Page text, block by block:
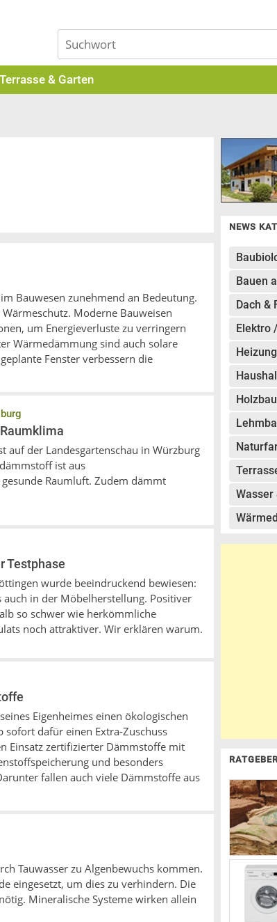
Terrasse & Garten
Bauwesen zunehmend an Bedeutung.
Moderne Bauweisen
um Energieverluste zu verringern
Wärmedämmung sind auch solare
Fenster verbessern die
auf der Landesgartenschau in Würzburg
ist aus
Raumluft. Zudem dämmt
Testphase
wurde beeindruckend bewiesen:
in der Möbelherstellung. Positiver
so schwer wie herkömmliche
noch attraktiver. Wir erklären warum.
Eigenheimes einen ökologischen
sofort dafür einen Extra-Zuschuss
Einsatz zertifizierter Dämmstoffe mit
und besonders
fallen auch viele Dämmstoffe aus
Tauwasser zu Algenbewuchs kommen.
eingesetzt, um dies zu verhindern. Die
Mineralische Systeme wirken allein
NEWS
Bauen
Dach &
Elektro
Holzbau
Wasser